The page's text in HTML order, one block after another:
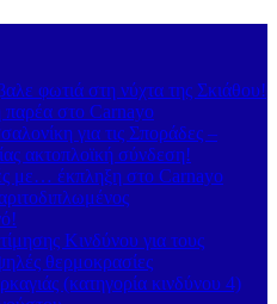
φωτιά στη νύχτα της Σκιάθου!
παρέα στο Carnayo
για τις Σποράδες –
ακτοπλοϊκή σύνδεση!
με… έκπληξη στο Carnayo
Κινδύνου για τους
θερμοκρασίες
(κατηγορία κινδύνου 4)